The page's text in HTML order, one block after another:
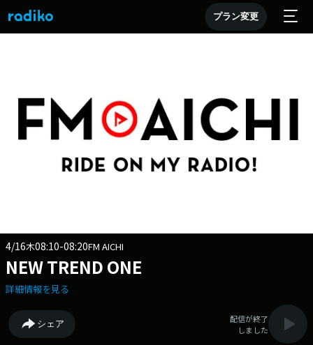
プラン変更
4/16木08:10-08:20FM AICHI
NEW TREND ONE
詳細情報を見る
シェア
配信が終了
しました